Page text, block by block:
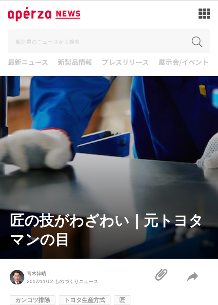
最新ニュース 新製品情報 プレスリリース 展示会/イベント
匠の技がわざわい｜元トヨタ
マンの目
青木幹晴
2017/11/12 ものづくりニュース
カンコツ排除 トヨタ生産方式 匠